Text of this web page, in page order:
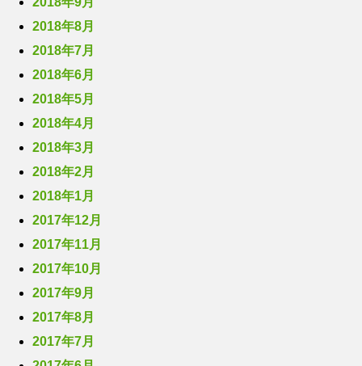
2018年8月
2018年7月
2018年6月
2018年5月
2018年4月
2018年3月
2018年2月
2018年1月
2017年12月
2017年11月
2017年10月
2017年9月
2017年8月
2017年7月